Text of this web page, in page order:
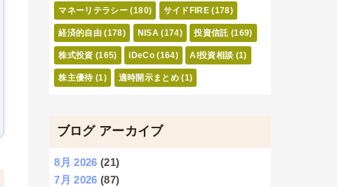
マネーリテラシー (180) サイドFIRE (178)
経済的自由 (178) NISA (174) 投資信託 (169)
株式投資 (165) iDeCo (164) AI投資相談 (1)
株主優待 (1) 適時開示まとめ (1)
ブログ アーカイブ
8月 2026 (21)
7月 2026 (87)